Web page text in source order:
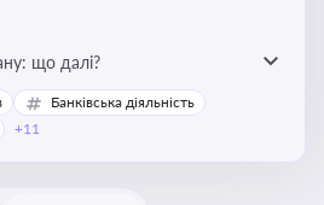
що далі?
Банківська діяльність
+11